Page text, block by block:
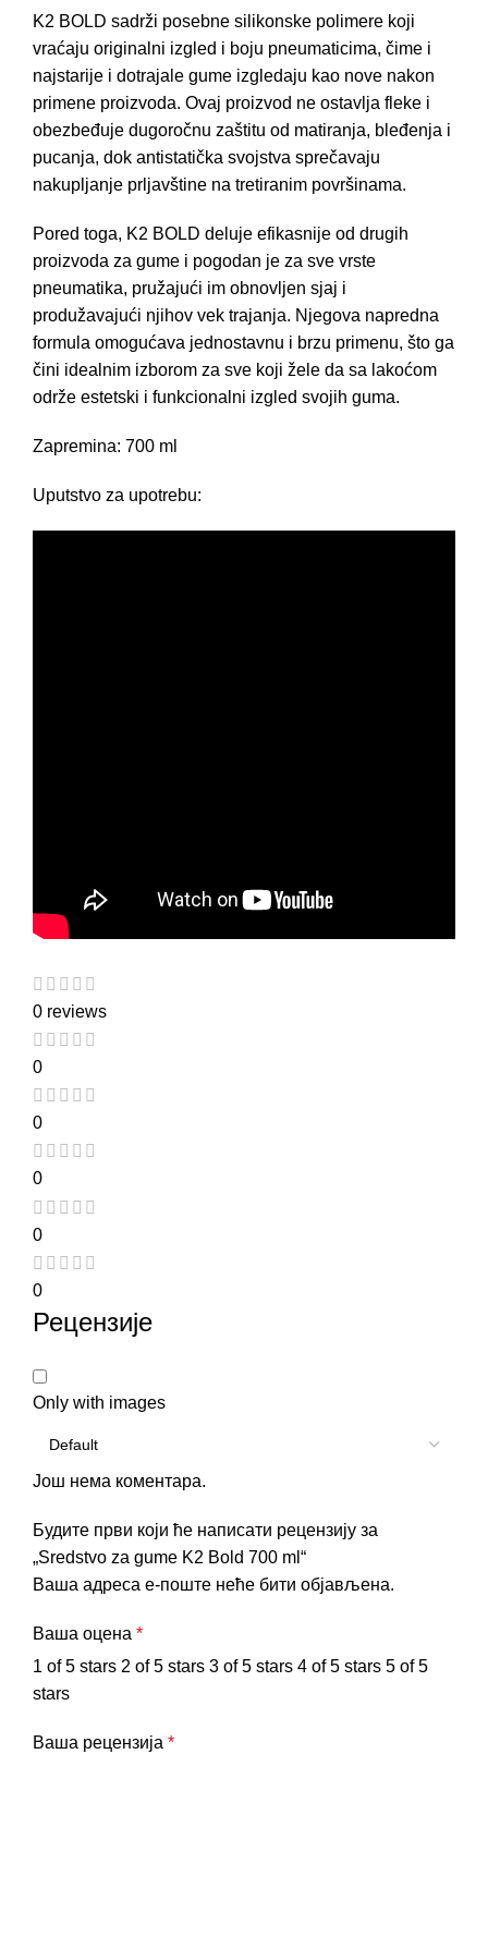
K2 BOLD sadrži posebne silikonske polimere koji
vraćaju originalni izgled i boju pneumaticima, čime i
najstarije i dotrajale gume izgledaju kao nove nakon
primene proizvoda. Ovaj proizvod ne ostavlja fleke i
obezbeđuje dugoročnu zaštitu od matiranja, bleđenja i
pucanja, dok antistatička svojstva sprečavaju
nakupljanje prljavštine na tretiranim površinama.
Pored toga, K2 BOLD deluje efikasnije od drugih
proizvoda za gume i pogodan je za sve vrste
pneumatika, pružajući im obnovljen sjaj i
produžavajući njihov vek trajanja. Njegova napredna
formula omogućava jednostavnu i brzu primenu, što ga
čini idealnim izborom za sve koji žele da sa lakoćom
održe estetski i funkcionalni izgled svojih guma.
Zapremina: 700 ml
Uputstvo za upotrebu:
0 reviews
0
0
0
0
0
Рецензије
Only with images
Још нема коментара.
Будите први који ће написати рецензију за
„Sredstvo za gume K2 Bold 700 ml“
Ваша адреса е-поште неће бити објављена.
Ваша оцена *
1 of 5 stars 2 of 5 stars 3 of 5 stars 4 of 5 stars 5 of 5
stars
Ваша рецензија *